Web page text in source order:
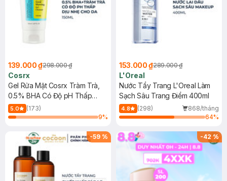
139.000 ₫298.000 ₫
Cosrx
Gel Rửa Mặt Cosrx Tràm Trà,
0.5% BHA Có Độ pH Thấp
150ml
5.0
(173)
9%
153.000 ₫289.000 ₫
L'Oreal
Nước Tẩy Trang L'Oreal Làm
Sạch Sâu Trang Điểm 400ml
4.8 (298)
868/tháng
64%
-59 % -42%